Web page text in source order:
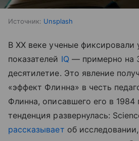
Источник: Unsplash
В XX веке ученые фиксировали
показателей IQ— примерно на
десятилетие. Это явление
«эффект Флинна» в честь
Флинна, описавшего его в 1984
тенденция развернулась:
рассказывает об